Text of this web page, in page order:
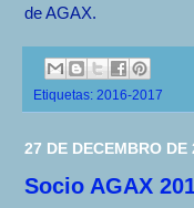
de AGAX.
Etiquetas: 2016-2017
27 DE DECEMBRO DE
Socio AGAX